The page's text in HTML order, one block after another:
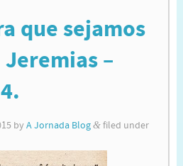
que sejamos
–
by A Jornada Blog &filed under